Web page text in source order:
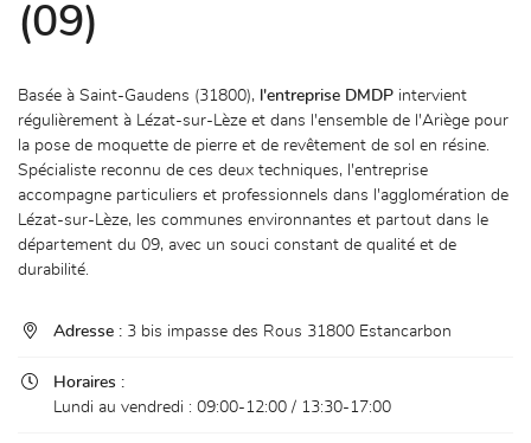
Rafraîchir le captcha
En cochant cette case, vous consentez à recevoir nos propositions commerciales à
l'adresse email indiqué ci-dessus. Vous pouvez vous désinscrire à tout moment en
(09)
Basée à Saint-Gaudens (31800), l'entreprise DMDP intervient
régulièrement à Lézat-sur-Lèze et dans l'ensemble de l'Ariège pour
la pose de moquette de pierre et de revêtement de sol en résine.
Spécialiste reconnu de ces deux techniques, l'entreprise
accompagne particuliers et professionnels dans l'agglomération de
Lézat-sur-Lèze, les communes environnantes et partout dans le
département du 09, avec un souci constant de qualité et de
durabilité.
 Adresse : 3 bis impasse des Rous 31800 Estancarbon

Horaires :
Lundi au vendredi : 09:00-12:00 / 13:30-17:00